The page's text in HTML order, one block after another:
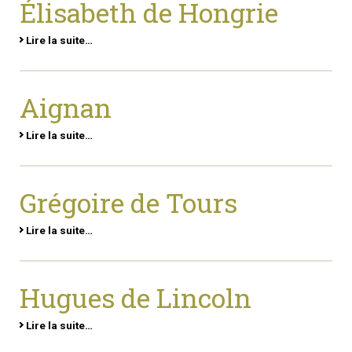
Élisabeth de Hongrie
Lire la suite…
Aignan
Lire la suite…
Grégoire de Tours
Lire la suite…
Hugues de Lincoln
Lire la suite…